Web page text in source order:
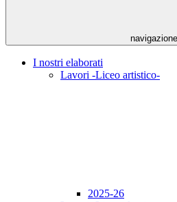
navigazione
I nostri elaborati
Lavori -Liceo artistico-
2025-26